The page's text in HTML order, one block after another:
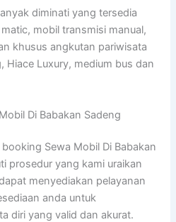
diminati yang tersedia
mobil transmisi manual,
khusus angkutan pariwisata
Hiace Luxury, medium bus dan
Di Babakan Sadeng
Sewa Mobil Di Babakan
prosedur yang kami uraikan
menyediakan pelayanan
anda untuk
diri yang valid dan akurat.